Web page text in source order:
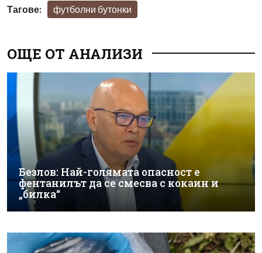
Тагове: футболни бутонки
ОЩЕ ОТ АНАЛИЗИ
Безлов: Най-голямата опасност е
фентанилът да се смесва с кокаин и
„билка“